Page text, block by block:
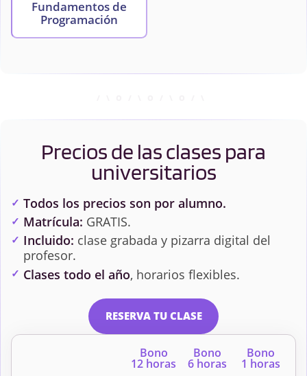
Fundamentos de
Programación
Precios de las clases para
universitarios
Todos los precios son por alumno.
Matrícula: GRATIS.
Incluido: clase grabada y pizarra digital del
profesor.
Clases todo el año, horarios flexibles.
RESERVA TU CLASE
Bono
12 horas
Bono
6 horas
Bono
1 horas